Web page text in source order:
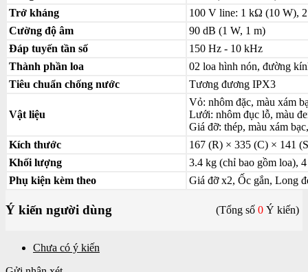
Trở kháng
100 V line: 1 kΩ (10 W),
Cường độ âm
90 dB (1 W, 1 m)
Đáp tuyến tần số
150 Hz - 10 kHz
Thành phần loa
02 loa hình nón, đường
Tiêu chuẩn chống nước
Tương đương IPX3
Vật liệu
Vỏ: nhôm đặc, màu xám
Lưới: nhôm đục lỗ, màu
Giá đỡ: thép, màu xám
Kích thước
167 (R) × 335 (C) × 141
Khối lượng
3.4 kg (chỉ bao gồm loa),
Phụ kiện kèm theo
Giá đỡ x2, Ốc gắn, Long
Ý kiến người dùng (Tổng số 0 Ý kiến)
Chưa có ý kiến